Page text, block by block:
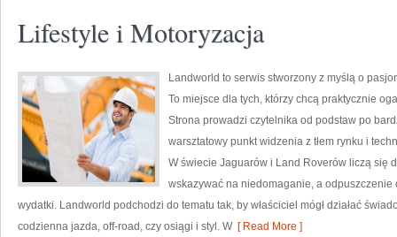
Lifestyle i Motoryzacja
Landworld to serwis stworzony z myślą o
To miejsce dla tych, którzy chcą praktycznie
Strona prowadzi czytelnika od podstaw po
warsztatowy punkt widzenia z tłem rynku i
W świecie Jaguarów i Land Roverów liczą się
wskazywać na niedomaganie, a odpuszczenie
wydatki. Landworld podchodzi do tematu tak, by właściciel mógł działać
codzienna jazda, off-road, czy osiągi i styl. W [ Read More ]